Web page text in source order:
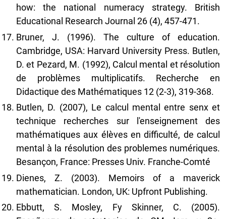
how: the national numeracy strategy. British
Educational Research Journal 26 (4), 457-471.
Bruner, J. (1996). The culture of education.
Cambridge, USA: Harvard University Press. Butlen,
D. et Pezard, M. (1992), Calcul mental et résolution
de problèmes multiplicatifs. Recherche en
Didactique des Mathématiques 12 (2-3), 319-368.
Butlen, D. (2007), Le calcul mental entre senx et
technique recherches sur l'enseignement des
mathématiques aux élèves en difficulté, de calcul
mental à la résolution des problemes numériques.
Besançon, France: Presses Univ. Franche-Comté
Dienes, Z. (2003). Memoirs of a maverick
mathematician. London, UK: Upfront Publishing.
Ebbutt, S. Mosley, Fy Skinner, C. (2005).